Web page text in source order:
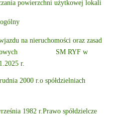
powierzchni użytkowej lokali
na nieruchomości oraz zasad
SM RYF w
r.
2000 r.o spółdzielniach
1982 r.Prawo spółdzielcze